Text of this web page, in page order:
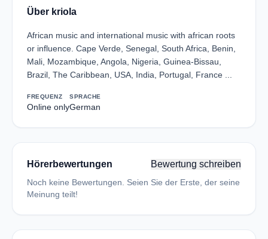
Über kriola
African music and international music with african roots
or influence. Cape Verde, Senegal, South Africa, Benin,
Mali, Mozambique, Angola, Nigeria, Guinea-Bissau,
Brazil, The Caribbean, USA, India, Portugal, France ...
FREQUENZ
Online only
SPRACHE
German
Hörerbewertungen Bewertung schreiben
Noch keine Bewertungen. Seien Sie der Erste, der seine
Meinung teilt!